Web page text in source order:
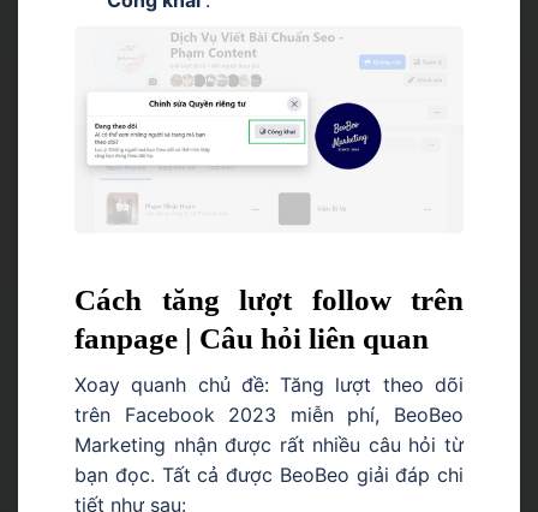
Cách tăng lượt follow trên
fanpage | Câu hỏi liên quan
Xoay quanh chủ đề: Tăng lượt theo dõi
trên Facebook 2023 miễn phí, BeoBeo
Marketing nhận được rất nhiều câu hỏi từ
bạn đọc. Tất cả được BeoBeo giải đáp chi
tiết như sau: